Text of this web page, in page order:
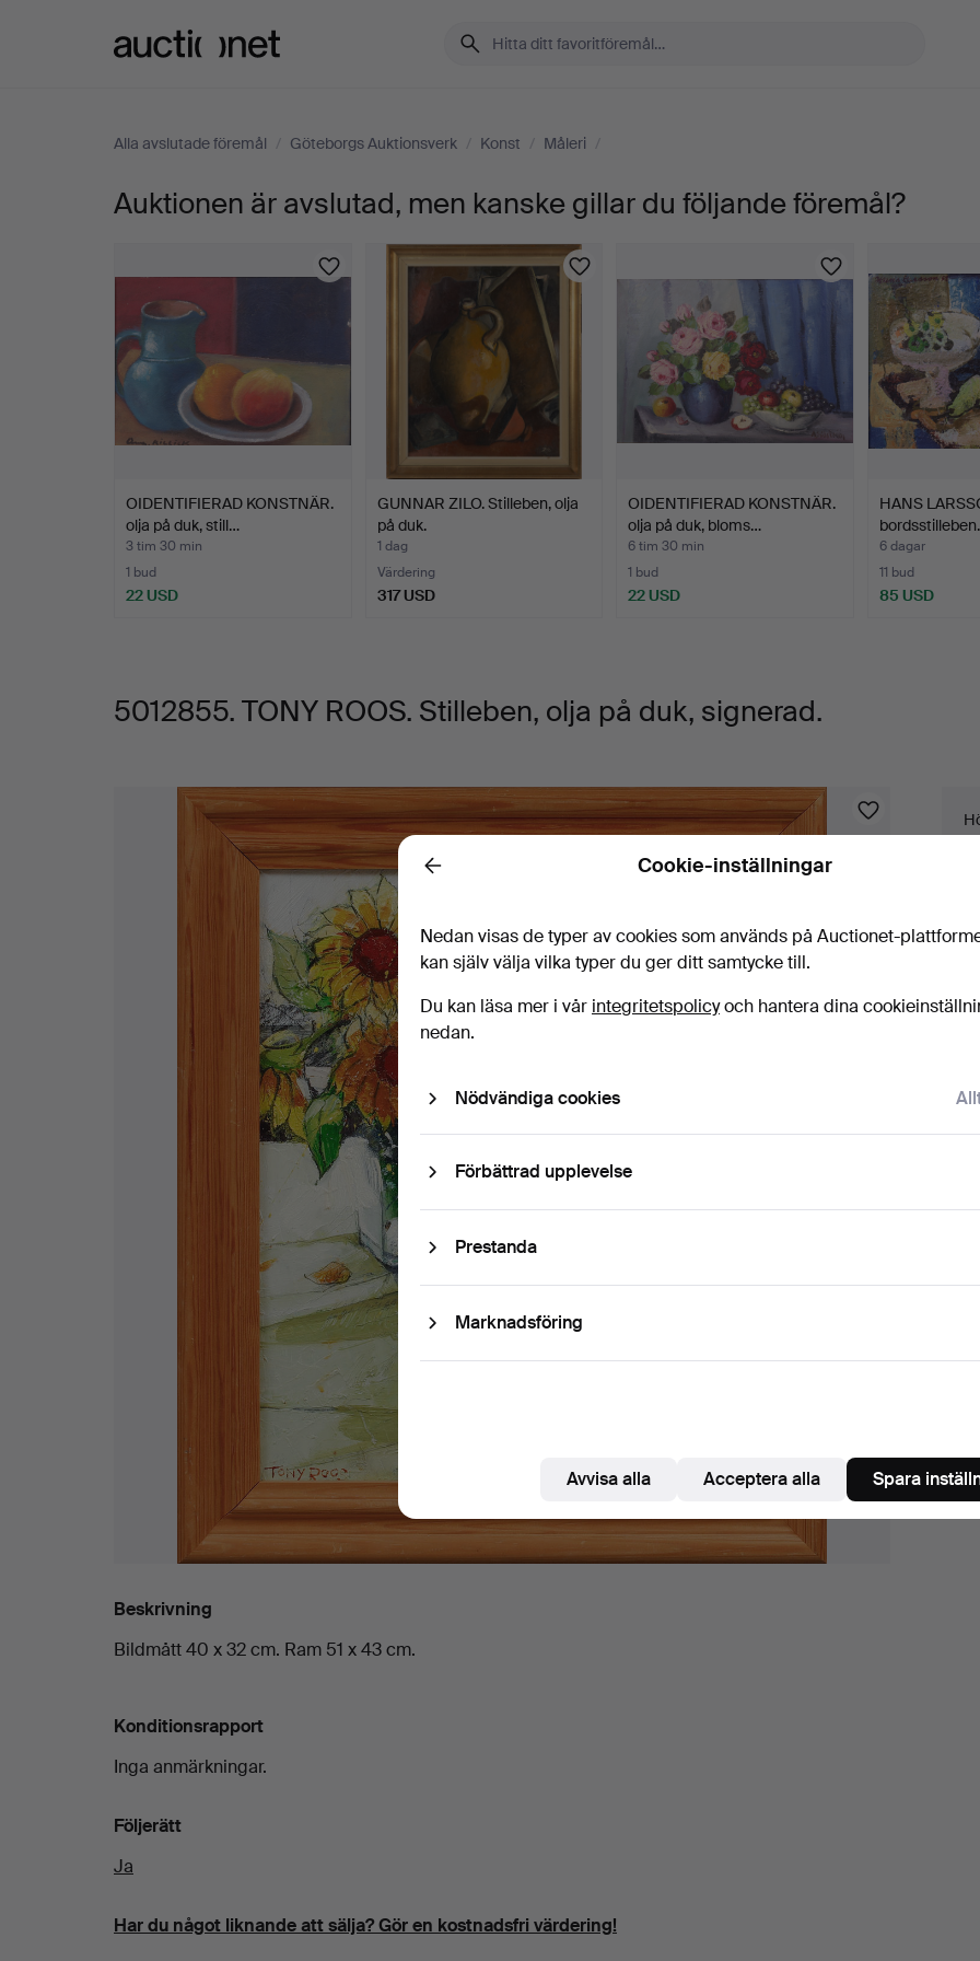
Alla avslutade föremål / Göteborgs Auktionsverk / Konst / Måleri /
TONY
ROOS.
Stilleben,
olja
på
signerad.
Auktionen är avslutad, men kanske gillar du följande föremål?
OIDENTIFIERAD KONSTNÄR.
olja på duk, still…
3 tim 30 min
1 bud
22 USD
GUNNAR ZILO. Stilleben, olja
på duk.
1 dag
Värdering
317 USD
OIDENTIFIERAD KONSTNÄR.
olja på duk, bloms…
6 tim 30 min
1 bud
22 USD
HANS
bordsstilleben.
6 dagar
11 bud
85 USD
5012855. TONY ROOS. Stilleben, olja på duk, signerad.
Beskrivning
Bildmått 40 x 32 cm. Ram 51 x 43 cm.
Konditionsrapport
Inga anmärkningar.
Följerätt
Ja
Har du något liknande att sälja? Gör en kostnadsfri värdering!
2
Back Cookie-inställningar
Nedan visas de typer av cookies som används på Auctionet-
kan själv välja vilka typer du ger ditt samtycke till.
Du kan läsa mer i vår integritetspolicyoch hantera dina
nedan.
Nödvändiga cookies
Förbättrad upplevelse
Prestanda
Marknadsföring
Avvisa alla Acceptera alla Spara